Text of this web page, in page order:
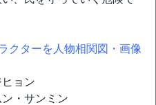
クターを人物相関図・画像
ョン
・サンミン